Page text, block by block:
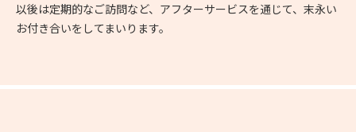
以後は定期的なご訪問など、アフターサービスを通じて、末永い
お付き合いをしてまいります。